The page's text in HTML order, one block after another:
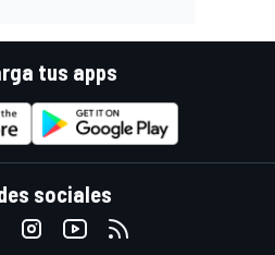
tus apps
sociales